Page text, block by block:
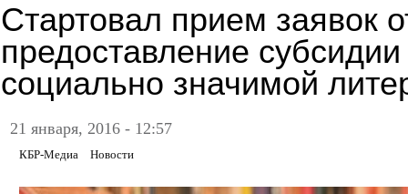
Стартовал прием заявок
предоставление
социально значимой
21 января, 2016 - 12:57
КБР-Медиа Новости